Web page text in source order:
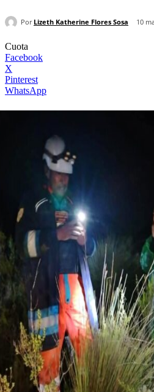
Por Lizeth Katherine Flores Sosa 10
Cuota
Facebook
X
Pinterest
WhatsApp